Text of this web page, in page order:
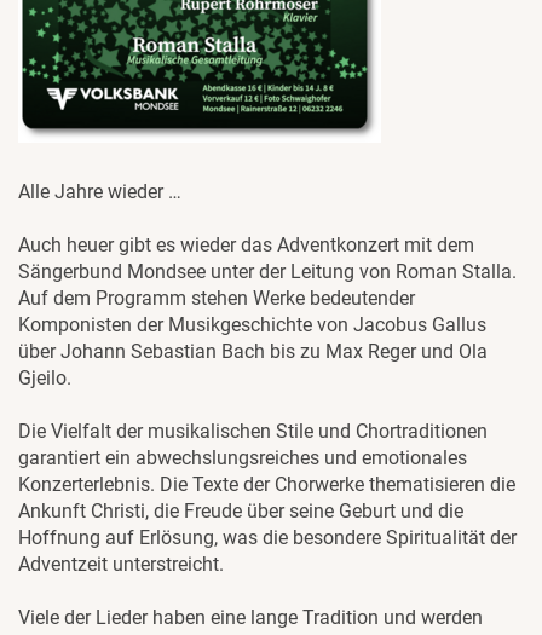
Alle Jahre wieder …
Auch heuer gibt es wieder das Adventkonzert mit dem
Sängerbund Mondsee unter der Leitung von Roman Stalla.
Auf dem Programm stehen Werke bedeutender
Komponisten der Musikgeschichte von Jacobus Gallus
über Johann Sebastian Bach bis zu Max Reger und Ola
Gjeilo.
Die Vielfalt der musikalischen Stile und Chortraditionen
garantiert ein abwechslungsreiches und emotionales
Konzerterlebnis. Die Texte der Chorwerke thematisieren die
Ankunft Christi, die Freude über seine Geburt und die
Hoffnung auf Erlösung, was die besondere Spiritualität der
Adventzeit unterstreicht.
Viele der Lieder haben eine lange Tradition und werden